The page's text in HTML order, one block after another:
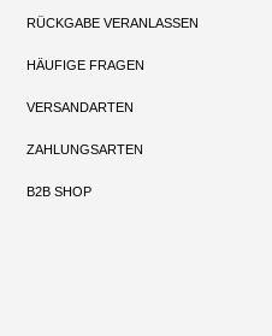
RÜCKGABE VERANLASSEN
HÄUFIGE FRAGEN
VERSANDARTEN
ZAHLUNGSARTEN
B2B SHOP